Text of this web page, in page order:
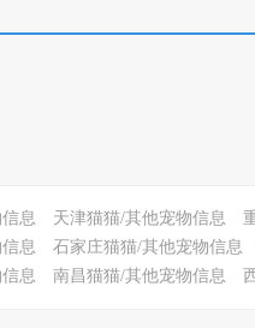
息 天津猫猫/其他宠物信息
息 石家庄猫猫/其他宠物信息
息 南昌猫猫/其他宠物信息